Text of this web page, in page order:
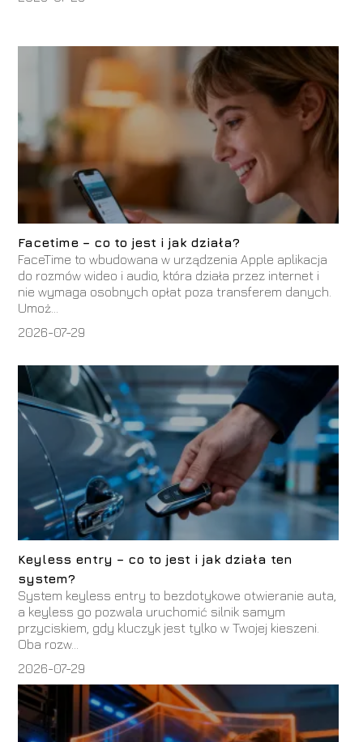
Facetime – co to jest i jak działa?
FaceTime to wbudowana w urządzenia Apple aplikacja
do rozmów wideo i audio, która działa przez internet i
nie wymaga osobnych opłat poza transferem danych.
Umoż...
2026-07-29
Keyless entry – co to jest i jak działa ten
system?
System keyless entry to bezdotykowe otwieranie auta,
a keyless go pozwala uruchomić silnik samym
przyciskiem, gdy kluczyk jest tylko w Twojej kieszeni.
Oba rozw...
2026-07-29